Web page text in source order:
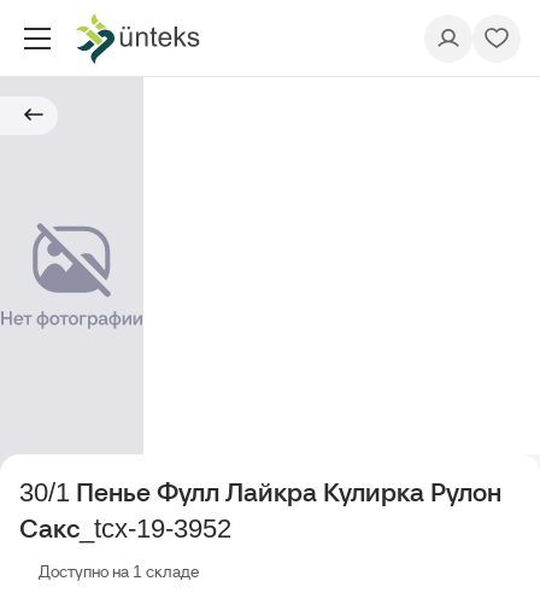
30/1 Пенье Фулл Лайкра Кулирка Рулон
Сакс_tcx-19-3952
Доступно на 1 складе